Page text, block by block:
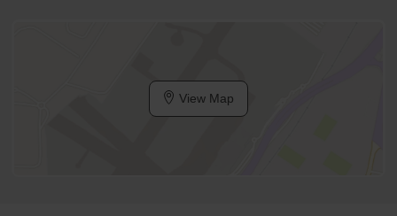
View Map